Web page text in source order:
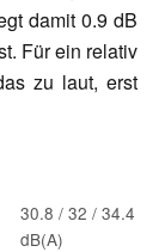
damit 0.9 dB
Für ein relativ
zu laut, erst
30.8 / 32 / 34.4
dB(A)